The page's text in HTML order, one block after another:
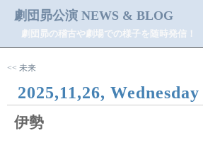
劇団昴公演 NEWS & BLOG
劇団昴の稽古や劇場での様子を随時発信！
<< 未来
2025,11,26, Wednesday
伊勢